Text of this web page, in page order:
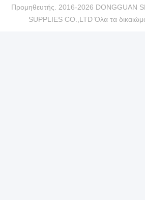
Προμηθευτής. 2016-2026 DONGGUAN
SUPPLIES CO.,LTD Όλα τα